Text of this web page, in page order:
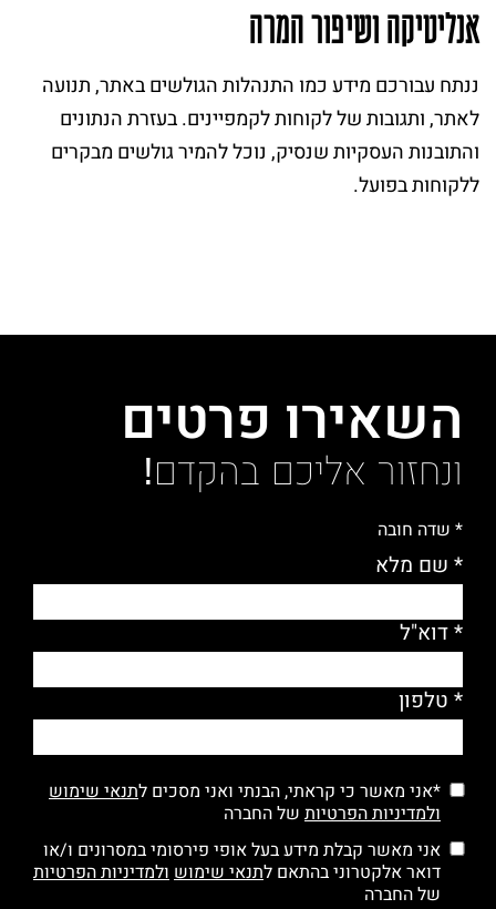
אנליטיקה ושיפור המרה
ננתח עבורכם מידע כמו התנהלות הגולשים באתר, תנועה
לאתר, ותגובות של לקוחות לקמפיינים. בעזרת הנתונים
והתובנות העסקיות שנסיק, נוכל להמיר גולשים מבקרים
ללקוחות בפועל.
השאירו פרטים
ונחזור אליכם בהקדם!
* שדה חובה
* שם מלא
* דוא"ל
* טלפון
*אני מאשר כי קראתי, הבנתי ואני מסכים לתנאי שימוש
ולמדיניות הפרטיות של החברה
אני מאשר קבלת מידע בעל אופי פירסומי במסרונים ו/או
דואר אלקטרוני בהתאם לתנאי שימושולמדיניות הפרטיות
של החברה